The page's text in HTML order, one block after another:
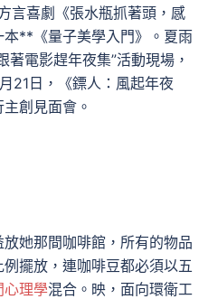
言喜劇《張水瓶抓著頭，感
**《量子美學入門》。夏雨
著電影趕年夜集”活動現場，
21日，《鏢人：風起年夜
創見面會。
她那間咖啡館，所有的物品
擺放，連咖啡豆都必須以五
心理學混合。映，面向環衛工